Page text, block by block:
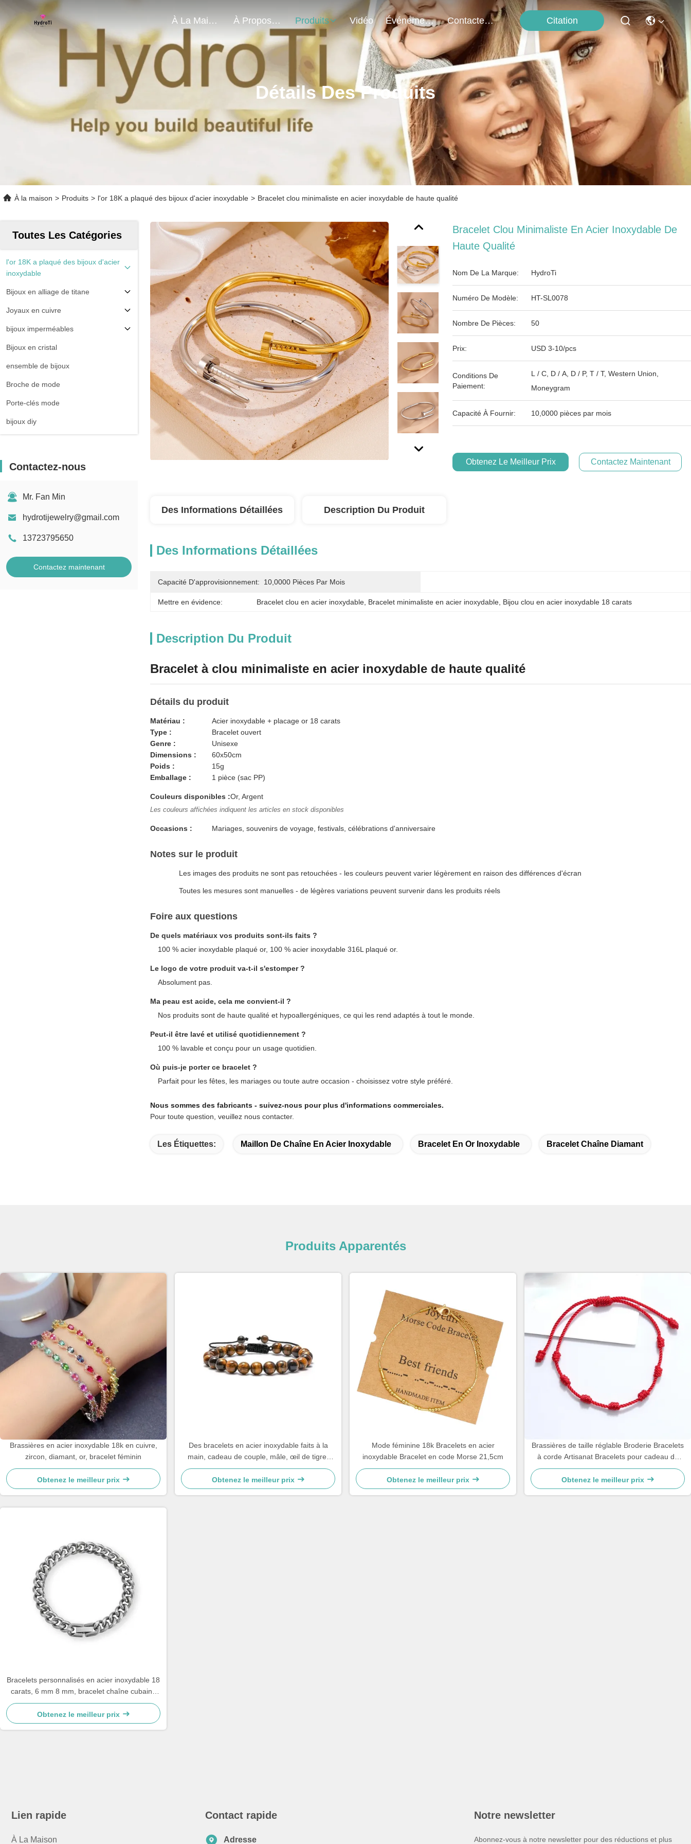
À La Maison À Propos De Nous Produits Vidéo Événements Contactez-Nous Citation
Détails Des Produits
À la maison > Produits > l'or 18K a plaqué des bijoux d'acier inoxydable > Bracelet clou minimaliste en acier inoxydable de haute qualité
Toutes Les Catégories
l'or 18K a plaqué des bijoux d'acier
inoxydable
Bijoux en alliage de titane
Joyaux en cuivre
bijoux imperméables
Bijoux en cristal
ensemble de bijoux
Broche de mode
Porte-clés mode
bijoux diy
Contactez-nous
Mr. Fan Min
hydrotijewelry@gmail.com
13723795650
Contactez maintenant
Bracelet Clou Minimaliste En Acier Inoxydable De
Haute Qualité
Nom De La Marque: HydroTi
Numéro De Modèle: HT-SL0078
Nombre De Pièces: 50
Prix: USD 3-10/pcs
Conditions De
Paiement:
L / C, D / A, D / P, T / T, Western Union,
Moneygram
Capacité À Fournir: 10,0000 pièces par mois
Obtenez Le Meilleur Prix Contactez Maintenant
Des Informations Détaillées Description Du Produit
Des Informations Détaillées
Capacité D'approvisionnement: 10,0000 Pièces Par Mois
Mettre en évidence: Bracelet clou en acier inoxydable Bracelet minimaliste en acier inoxydable Bijou clou en acier inoxydable 18 carats
Description Du Produit
Bracelet à clou minimaliste en acier inoxydable de haute qualité
Détails du produit
Matériau :
Acier inoxydable + placage or 18 carats
Type :
Bracelet ouvert
Genre :
Unisexe
Dimensions :
60x50cm
Poids :
15g
Emballage :
1 pièce (sac PP)
Couleurs disponibles :Or, Argent
Les couleurs affichées indiquent les articles en stock disponibles
Occasions : Mariages, souvenirs de voyage, festivals, célébrations d'anniversaire
Notes sur le produit
Les images des produits ne sont pas retouchées - les couleurs peuvent varier légèrement en raison des différences d'écran
Toutes les mesures sont manuelles - de légères variations peuvent survenir dans les produits réels
Foire aux questions
De quels matériaux vos produits sont-ils faits ?
100 % acier inoxydable plaqué or, 100 % acier inoxydable 316L plaqué or.
Le logo de votre produit va-t-il s'estomper ?
Absolument pas.
Ma peau est acide, cela me convient-il ?
Nos produits sont de haute qualité et hypoallergéniques, ce qui les rend adaptés à tout le monde.
Peut-il être lavé et utilisé quotidiennement ?
100 % lavable et conçu pour un usage quotidien.
Où puis-je porter ce bracelet ?
Parfait pour les fêtes, les mariages ou toute autre occasion - choisissez votre style préféré.
Nous sommes des fabricants - suivez-nous pour plus d'informations commerciales.
Pour toute question, veuillez nous contacter.
Les Étiquettes: Maillon De Chaîne En Acier Inoxydable Bracelet En Or Inoxydable Bracelet Chaîne Diamant
Produits Apparentés
Brassières en acier inoxydable 18k en cuivre,
zircon, diamant, or, bracelet féminin
Obtenez le meilleur prix
Des bracelets en acier inoxydable faits à la
main, cadeau de couple, mâle, œil de tigre,
bracelet en pierre à perles.
Obtenez le meilleur prix
Mode féminine 18k Bracelets en acier
inoxydable Bracelet en code Morse 21,5cm
Obtenez le meilleur prix
Brassières de taille réglable Broderie Bracelets
à corde Artisanat Bracelets pour cadeau de
couple 15 - 30cm
Obtenez le meilleur prix
Bracelets personnalisés en acier inoxydable 18
carats, 6 mm 8 mm, bracelet chaîne cubaine
pour hommes
Obtenez le meilleur prix
Lien rapide
À La Maison
Contact rapide
Adresse
Notre newsletter
Abonnez-vous à notre newsletter pour des réductions et plus